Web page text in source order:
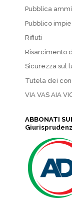
Pubblica
Pubblico
Rifiuti
Risarcimento
Sicurezza sul
Tutela dei
VIA VAS AIA
ABBONATI